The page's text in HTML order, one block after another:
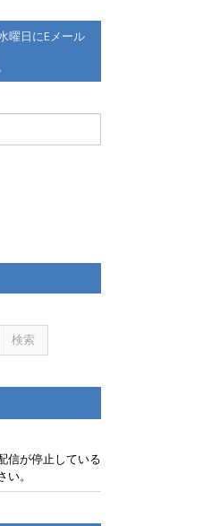
曜日にEメール
信が停止している
。